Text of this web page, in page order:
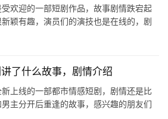
欢迎的一部短剧作品，故事剧情跌宕起
颖有趣，演员们的演技也是在线的，剧
了什么故事，剧情介绍
新上线的一部都市情感短剧，剧情还是比
主分开后重逢的故事，感兴趣的朋友们